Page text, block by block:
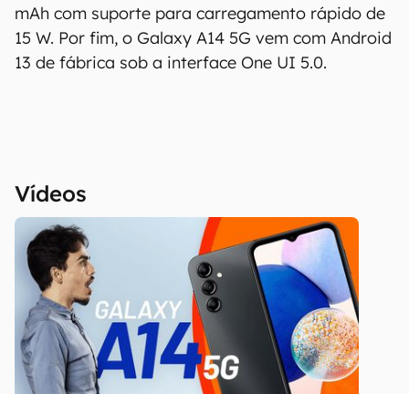
mAh com suporte para carregamento rápido de
15 W. Por fim, o Galaxy A14 5G vem com Android
13 de fábrica sob a interface One UI 5.0.
Vídeos